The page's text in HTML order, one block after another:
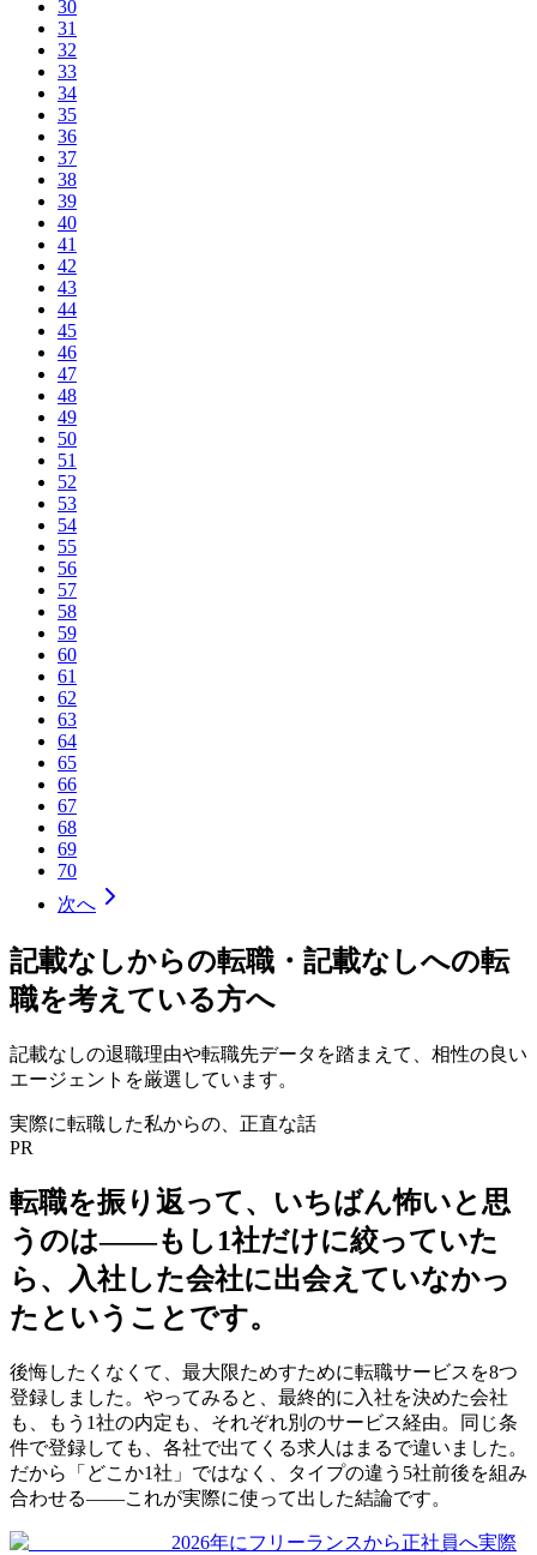
30
31
32
33
34
35
36
37
38
39
40
41
42
43
44
45
46
47
48
49
50
51
52
53
54
55
56
57
58
59
60
61
62
63
64
65
66
67
68
69
70
次へ
記載なしからの転職・ 記載なしへの転
職を考えている方へ
記載なしの退職理由や転職先データを踏まえて、相性の良い
エージェントを厳選しています。
実際に転職した私からの、正直な話
PR
転職を振り返って、いちばん怖いと思
うのは——もし1社だけに絞っていた
ら、入社した会社に出会えていなかっ
た ということです。
後悔したくなくて、最大限ためすために転職サービスを8つ
登録しました。やってみると、最終的に入社を決めた会社
も、もう1社の内定も、それぞれ別のサービス経由。同じ条
件で登録しても、各社で出てくる求人はまるで違いました。
だから「どこか1社」ではなく、タイプの違う5社前後を組み
合わせる——これが実際に使って出した結論です。
2026年にフリーランスから正社員へ実際